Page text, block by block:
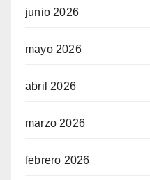
junio 2026
mayo 2026
abril 2026
marzo 2026
febrero 2026